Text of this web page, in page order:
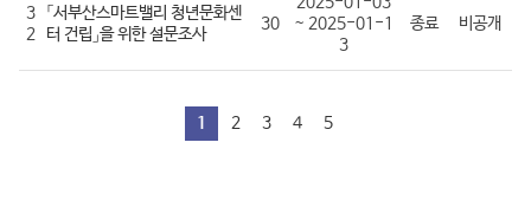
3
2
「서부산스마트밸리 청년문화센
터 건립」을 위한 설문조사
30
~ 2025-01-1
3
종료 비공개
1 2 3 4 5